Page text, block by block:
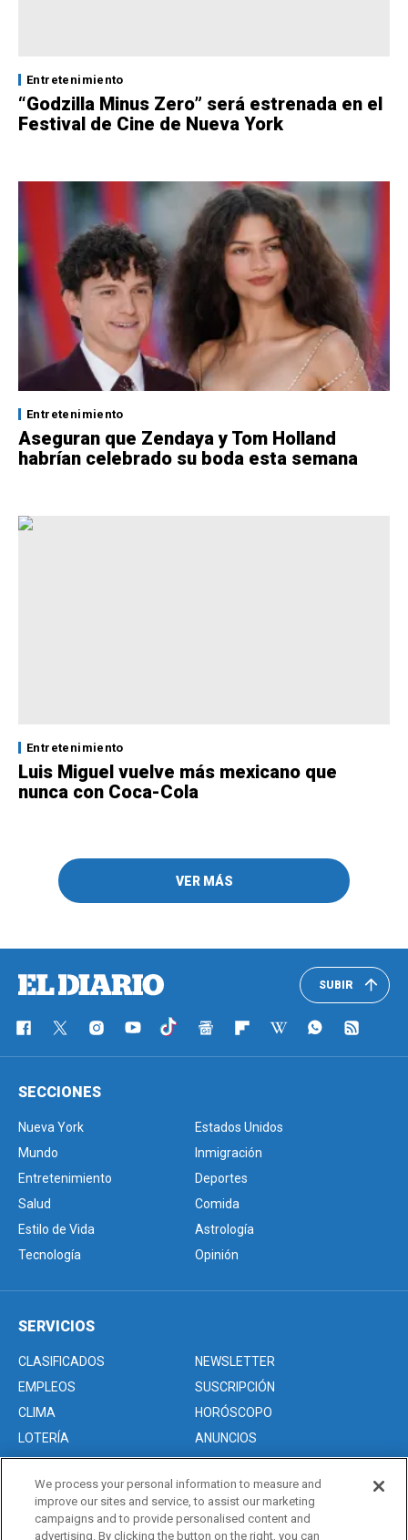
Entretenimiento
“Godzilla Minus Zero” será estrenada en el
Festival de Cine de Nueva York
Entretenimiento
Aseguran que Zendaya y Tom Holland
habrían celebrado su boda esta semana
Entretenimiento
Luis Miguel vuelve más mexicano que
nunca con Coca-Cola
VER MÁS
SUBIR
SECCIONES
Nueva York
Estados Unidos
Mundo
Inmigración
Entretenimiento
Deportes
Salud
Comida
Estilo de Vida
Astrología
Tecnología
Opinión
SERVICIOS
CLASIFICADOS
NEWSLETTER
EMPLEOS
SUSCRIPCIÓN
CLIMA
HORÓSCOPO
LOTERÍA
ANUNCIOS
Acerca de nosotros
Advertise with Us/Anuncios
We process your personal information to measure and
improve our sites and service, to assist our marketing
campaigns and to provide personalised content and
advertising. By clicking the button on the right, you can